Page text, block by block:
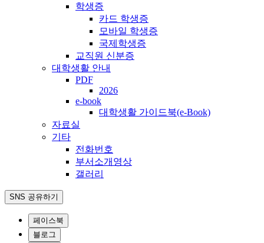
학생증
카드 학생증
모바일 학생증
국제학생증
교직원 신분증
대학생활 안내
PDF
2026
e-book
대학생활 가이드북(e-Book)
자료실
기타
전화번호
부서소개영상
갤러리
SNS 공유하기
페이스북
블로그